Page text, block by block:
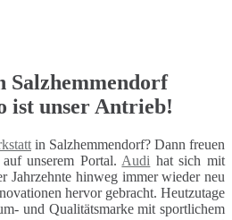
ist unser Antrieb!
in Salzhemmendorf? Dann freuen
unserem Portal. Audi hat sich mit
Jahrzehnte hinweg immer wieder neu
hervor gebracht. Heutzutage
und Qualitätsmarke mit sportlichem